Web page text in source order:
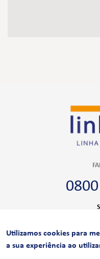
Utilizamos cookies para
a sua experiência ao